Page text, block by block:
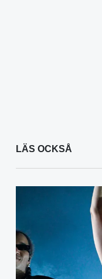
LÄS OCKSÅ